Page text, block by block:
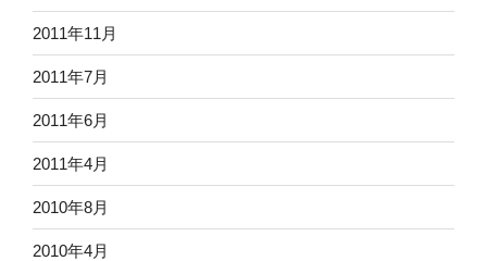
2011年11月
2011年7月
2011年6月
2011年4月
2010年8月
2010年4月